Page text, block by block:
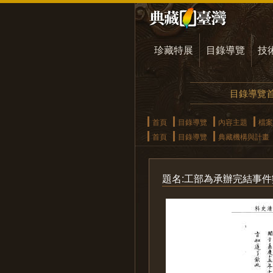
珍藏特展 目錄導覽 技
目錄導覽
首頁 目錄導覽 內容主題
檔案
首頁
目錄導覽 典藏機構與計畫
題名:工部為承辦完結事